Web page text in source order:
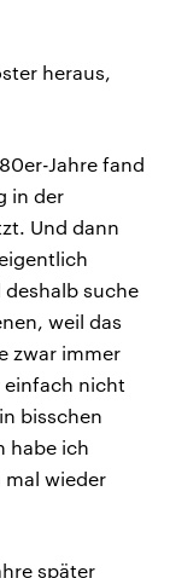
heraus,
Jahre fand
in der
Und dann
deshalb suche
weil das
zwar immer
einfach nicht
bisschen
habe ich
wieder
später